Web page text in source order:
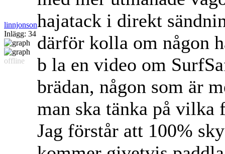
linnjonson
Inlägg: 34
offline
hajatack i direkt
därför kolla om någon
b la en video om
brädan, någon som är
man ska tänka på vilka
Jag förstår att 100%